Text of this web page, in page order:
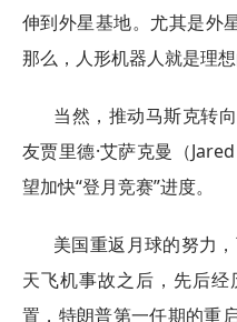
伸到外星基地。尤其是外
那么，人形机器人就是理想
当然，推动马斯克转
友贾里德·艾萨克曼（
望加快“登月竞赛”进度。
美国重返月球的努力
天飞机事故之后，先后
置，特朗普第一任期的重